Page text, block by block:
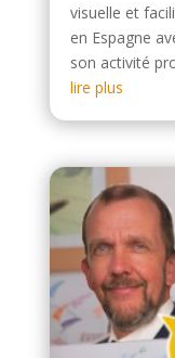
visuelle et
en Espagne
son activité
lire plus